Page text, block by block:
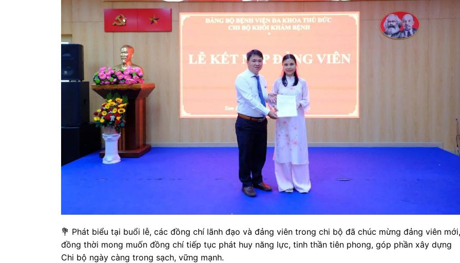
💐 Phát biểu tại buổi lễ, các đồng chí lãnh đạo và đảng viên trong chi bộ đã chúc mừng đảng viên mới,
đồng thời mong muốn đồng chí tiếp tục phát huy năng lực, tinh thần tiên phong, góp phần xây dựng
Chi bộ ngày càng trong sạch, vững mạnh.